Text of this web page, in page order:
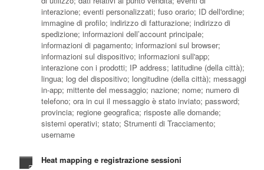
interazione; eventi personalizzati; fuso orario; ID dell'ordine;
immagine di profilo; indirizzo di fatturazione; indirizzo di
spedizione; informazioni dell’account principale;
informazioni di pagamento; informazioni sul browser;
informazioni sul dispositivo; informazioni sull'app;
interazione con i prodotti; IP address; latitudine (della città);
lingua; log del dispositivo; longitudine (della città); messaggi
in-app; mittente del messaggio; nazione; nome; numero di
telefono; ora in cui il messaggio è stato inviato; password;
provincia; regione geografica; risposte alle domande;
sistemi operativi; stato; Strumenti di Tracciamento;
username
Heat mapping e registrazione sessioni